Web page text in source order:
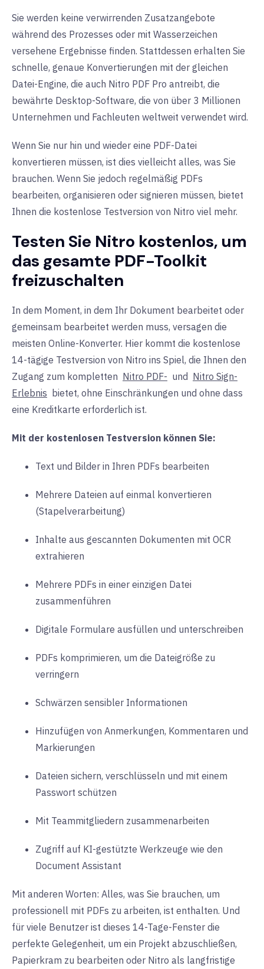
Sie werden keine verwirrenden Zusatzangebote
während des Prozesses oder mit Wasserzeichen
versehene Ergebnisse finden. Stattdessen erhalten Sie
schnelle, genaue Konvertierungen mit der gleichen
Datei-Engine, die auch Nitro PDF Pro antreibt, die
bewährte Desktop-Software, die von über 3 Millionen
Unternehmen und Fachleuten weltweit verwendet wird.
Wenn Sie nur hin und wieder eine PDF-Datei
konvertieren müssen, ist dies vielleicht alles, was Sie
brauchen. Wenn Sie jedoch regelmäßig PDFs
bearbeiten, organisieren oder signieren müssen, bietet
Ihnen die kostenlose Testversion von Nitro viel mehr.
Testen Sie Nitro kostenlos, um
das gesamte PDF-Toolkit
freizuschalten
In dem Moment, in dem Ihr Dokument bearbeitet oder
gemeinsam bearbeitet werden muss, versagen die
meisten Online-Konverter. Hier kommt die kostenlose
14-tägige Testversion von Nitro ins Spiel, die Ihnen den
Zugang zum kompletten Nitro PDF- und Nitro Sign-
Erlebnis bietet, ohne Einschränkungen und ohne dass
eine Kreditkarte erforderlich ist.
Mit der kostenlosen Testversion können Sie:
Text und Bilder in Ihren PDFs bearbeiten
Mehrere Dateien auf einmal konvertieren
(Stapelverarbeitung)
Inhalte aus gescannten Dokumenten mit OCR
extrahieren
Mehrere PDFs in einer einzigen Datei
zusammenführen
Digitale Formulare ausfüllen und unterschreiben
PDFs komprimieren, um die Dateigröße zu
verringern
Schwärzen sensibler Informationen
Hinzufügen von Anmerkungen, Kommentaren und
Markierungen
Dateien sichern, verschlüsseln und mit einem
Passwort schützen
Mit Teammitgliedern zusammenarbeiten
Zugriff auf KI-gestützte Werkzeuge wie den
Document Assistant
Mit anderen Worten: Alles, was Sie brauchen, um
professionell mit PDFs zu arbeiten, ist enthalten. Und
für viele Benutzer ist dieses 14-Tage-Fenster die
perfekte Gelegenheit, um ein Projekt abzuschließen,
Papierkram zu bearbeiten oder Nitro als langfristige